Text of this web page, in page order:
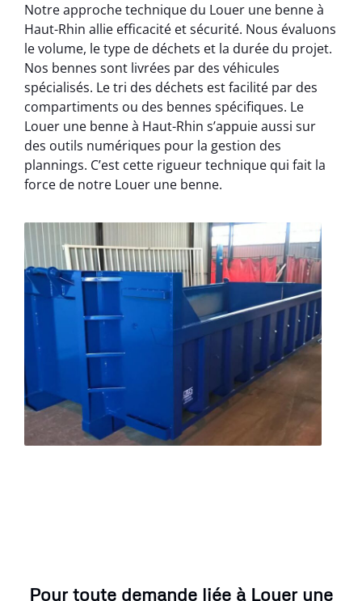
Notre approche technique du Louer une benne à
Haut-Rhin allie efficacité et sécurité. Nous évaluons
le volume, le type de déchets et la durée du projet.
Nos bennes sont livrées par des véhicules
spécialisés. Le tri des déchets est facilité par des
compartiments ou des bennes spécifiques. Le
Louer une benne à Haut-Rhin s’appuie aussi sur
des outils numériques pour la gestion des
plannings. C’est cette rigueur technique qui fait la
force de notre Louer une benne.
Pour toute demande liée à Louer une